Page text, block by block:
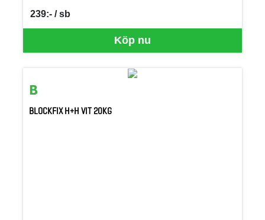
Köp nu
239:- / sb
SEK per SB
BLOCKFIX H+H VIT 20KG